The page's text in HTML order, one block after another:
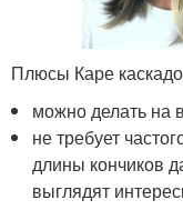
Плюсы Каре
можно делать на
не требует
длины кончиков
выглядят